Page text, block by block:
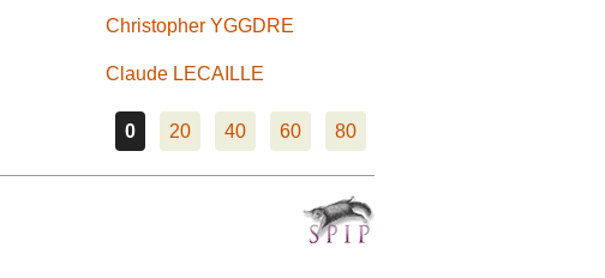
Christopher YGGDRE
Claude LECAILLE
0 20 40 60 80